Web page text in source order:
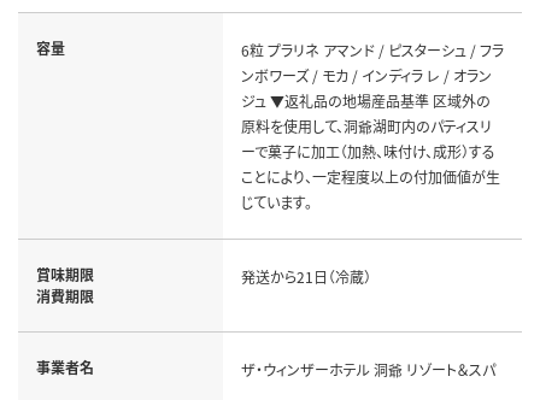
容量
6粒 プラリネ アマンド / ピスターシュ / フラ
ンボワーズ / モカ / インディラ レ / オラン
ジュ ▼返礼品の地場産品基準 区域外の
原料を使用して、洞爺湖町内のパティスリ
ーで菓子に加工（加熱、味付け、成形）する
ことにより、一定程度以上の付加価値が生
じています。
賞味期限
消費期限
発送から21日（冷蔵）
事業者名 ザ・ウィンザーホテル 洞爺 リゾート＆スパ